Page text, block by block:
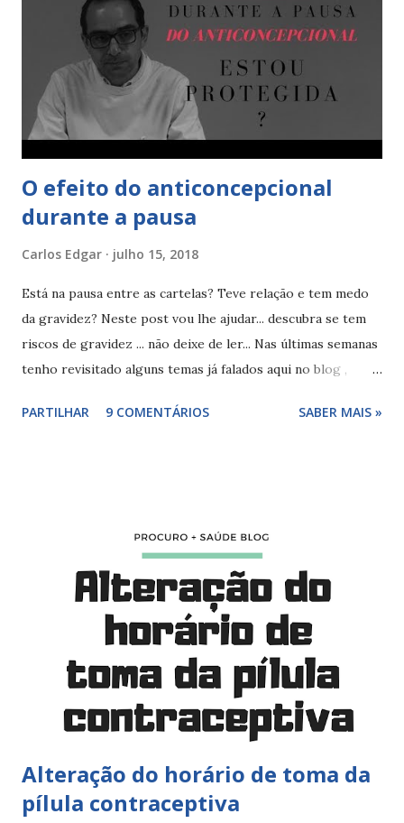
após a pausa. Mas Carlos Edgar me diga após quantas
pílulas da nova cartela vou precisar para estar protegida.
Quantas pílulas da nova cartela preciso tomar para estar
protegida? Como falei depende um pouco, podemos dividir
em dois grupos, as mulheres que vão iniciar p...
O efeito do anticoncepcional
durante a pausa
Carlos Edgar julho 15, 2018
Está na pausa entre as cartelas? Teve relação e tem medo
da gravidez? Neste post vou lhe ajudar... descubra se tem
riscos de gravidez ... não deixe de ler... Nas últimas semanas
tenho revisitado alguns temas já falados aqui no blog ,
cartelas... confira alguns exemplos: Dr Carlos Edgar,
fazer pausa entre cartelas de 2, 4, 6 ou 7 dias. Será que a
pílula vai conferir protecção durante essa pausa? Ao iniciar
a pílula , durante a menstruação , de preferência no 1.º dia, a
mulher vai ficar logo protegida, devendo depois manter a
posologia recomendada (inscrita na cartela) seguindo a
toma certinha dos comprimidos que correspondem ao dia
da sema...
PARTILHAR 9 COMENTÁRIOS SABER MAIS »
Alteração do horário de toma da
pílula contraceptiva